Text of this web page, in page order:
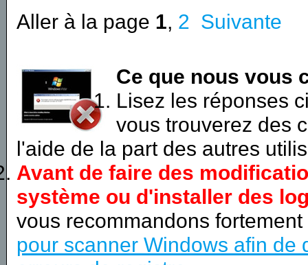
Aller à la page 1, 2 Suivante
Ce que nous vous
Lisez les réponses
vous trouverez des
l'aide de la part des autres
Avant de faire des
système ou d'installer des
vous recommandons
pour scanner Windows afin de